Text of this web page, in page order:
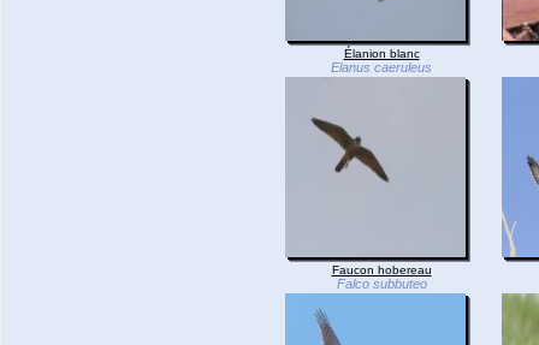
Élanion blanc
Elanus caeruleus
Faucon hobereau
Falco subbuteo